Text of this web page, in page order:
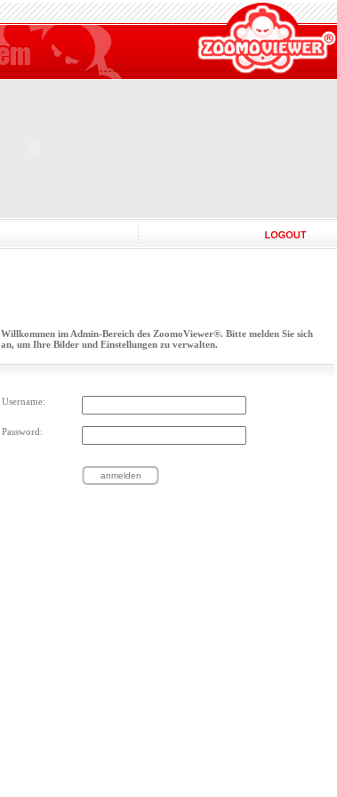
Willkommen im Admin-Bereich des ZoomoViewer®. Bitte melden Sie sich
an, um Ihre Bilder und Einstellungen zu verwalten.
Username:
Password: